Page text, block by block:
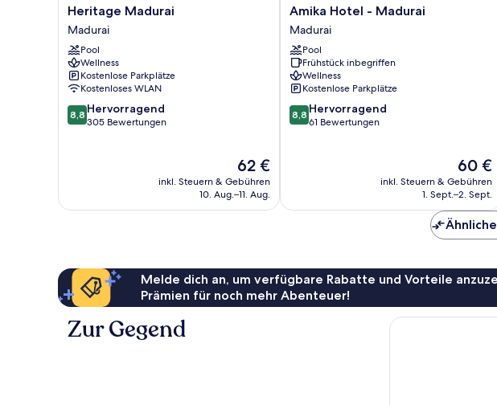
Heritage
Madurai
Madurai
Heritage Madurai
Madurai
Pool
Wellness
Kostenlose Parkplätze
Kostenloses WLAN
8.8
von
8,8 Hervorragend
305 Bewertungen
Der
Preis
beträgt
62 €
inkl. Steuern & Gebühren
10. Aug.–11. Aug.
Amika
Hotel
-
Madurai
Madurai
Amika Hotel - Madurai
Madurai
Pool
Frühstück inbegriffen
Wellness
Kostenlose Parkplätze
8.8
von
8,8 Hervorragend
61 Bewertungen
Der
Preis
beträgt
60 €
inkl. Steuern & Gebühren
1. Sept.–2. Sept.
Melde dich an, um verfügbare Rabatte und Vorteile
Prämien für noch mehr Abenteuer!
Zur Gegend